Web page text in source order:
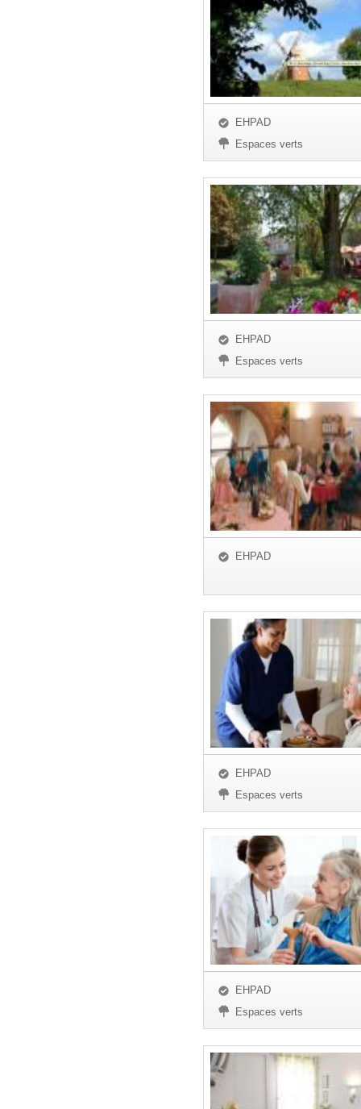
EHPAD
Espaces verts
EHPAD
Espaces verts
EHPAD
EHPAD
Espaces verts
EHPAD
Espaces verts